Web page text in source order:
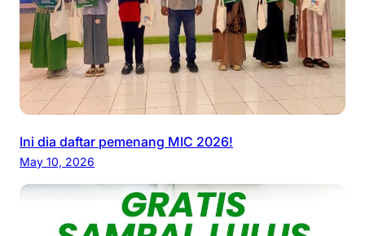
Ini dia daftar pemenang MIC 2026!
May 10, 2026